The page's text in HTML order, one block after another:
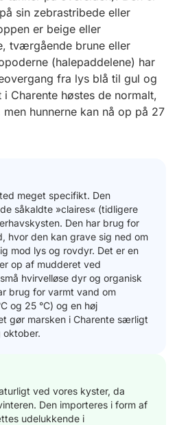
sin zebrastribede eller
er beige eller
tværgående brune eller
(halepaddelene) har
fra lys blå til gul og
Charente høstes de normalt,
hunnerne kan nå op på 27
meget specifikt. Den
såkaldte »claires« (tidligere
Den har brug for
hvor den kan grave sig ned om
mod lys og rovdyr. Det er en
op af mudderet ved
hvirvelløse dyr og organisk
brug for varmt vand om
og 25 °C) og en høj
gør marsken i Charente særligt
oktober.
ved vores kyster, da
Den importeres i form af
udelukkende i